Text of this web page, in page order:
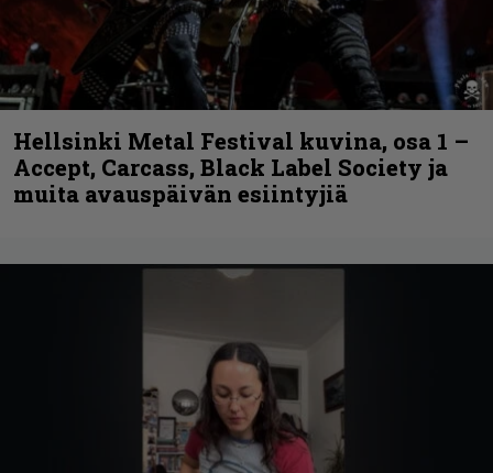
Hellsinki Metal Festival kuvina, osa 1 –
Accept, Carcass, Black Label Society ja
muita avauspäivän esiintyjiä